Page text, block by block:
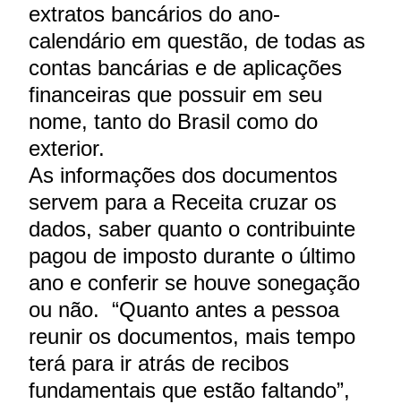
extratos bancários do ano-
calendário em questão, de todas as
contas bancárias e de aplicações
financeiras que possuir em seu
nome, tanto do Brasil como do
exterior.
As informações dos documentos
servem para a Receita cruzar os
dados, saber quanto o contribuinte
pagou de imposto durante o último
ano e conferir se houve sonegação
ou não. “Quanto antes a pessoa
reunir os documentos, mais tempo
terá para ir atrás de recibos
fundamentais que estão faltando”,